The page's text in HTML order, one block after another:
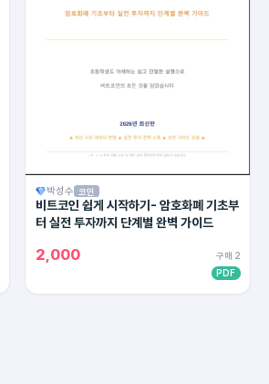
박성수 코인
비트코인 쉽게 시작하기- 암호화폐 기초부
터 실전 투자까지 단계별 완벽 가이드
2,000
구매 2
PDF